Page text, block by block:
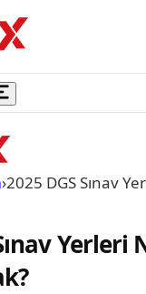
›2025 DGS Sınav
Yerleri